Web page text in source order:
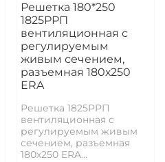
Решетка 180*250
1825РРП
вентиляционная с
регулируемым
живым сечением,
разъемная 180х250
ERA
Решетка 1825РРП
вентиляционная с
регулируемым живым
сечением, разъемная
180х250 ERA...